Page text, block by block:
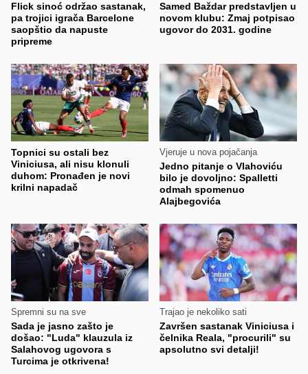
Flick sinoć održao sastanak,
pa trojici igrača Barcelone
saopštio da napuste
pripreme
Samed Baždar predstavljen u
novom klubu: Zmaj potpisao
ugovor do 2031. godine
Topnici su ostali bez
Viniciusa, ali nisu klonuli
duhom: Pronađen je novi
krilni napadač
Vjeruje u nova pojačanja
Jedno pitanje o Vlahoviću
bilo je dovoljno: Spalletti
odmah spomenuo
Alajbegovića
Spremni su na sve
Sada je jasno zašto je
došao: "Luda" klauzula iz
Salahovog ugovora s
Turcima je otkrivena!
Trajao je nekoliko sati
Završen sastanak Viniciusa i
čelnika Reala, "procurili" su
apsolutno svi detalji!